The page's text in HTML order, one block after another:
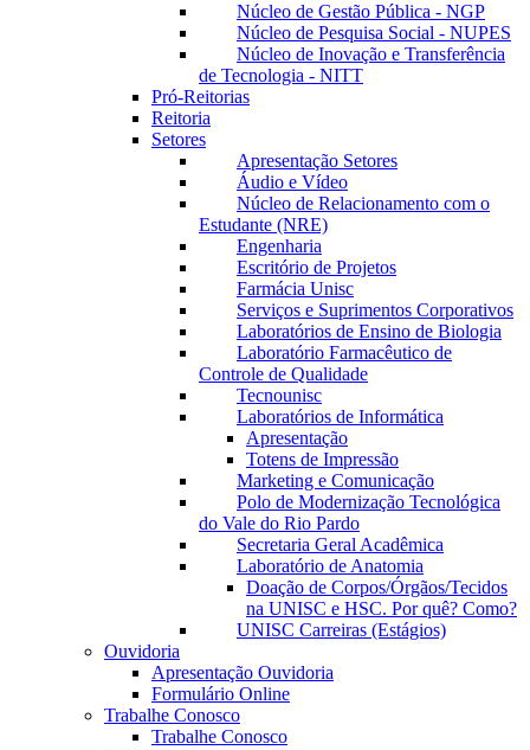
Núcleo de Gestão Pública - NGP
Núcleo de Pesquisa Social - NUPES
Núcleo de Inovação e Transferência
de Tecnologia - NITT
Pró-Reitorias
Reitoria
Setores
Apresentação Setores
Áudio e Vídeo
Núcleo de Relacionamento com o
Estudante (NRE)
Engenharia
Escritório de Projetos
Farmácia Unisc
Serviços e Suprimentos Corporativos
Laboratórios de Ensino de Biologia
Laboratório Farmacêutico de
Controle de Qualidade
Tecnounisc
Laboratórios de Informática
Apresentação
Totens de Impressão
Marketing e Comunicação
Polo de Modernização Tecnológica
do Vale do Rio Pardo
Secretaria Geral Acadêmica
Laboratório de Anatomia
Doação de Corpos/Órgãos/Tecidos
na UNISC e HSC. Por quê? Como?
UNISC Carreiras (Estágios)
Ouvidoria
Apresentação Ouvidoria
Formulário Online
Trabalhe Conosco
Trabalhe Conosco